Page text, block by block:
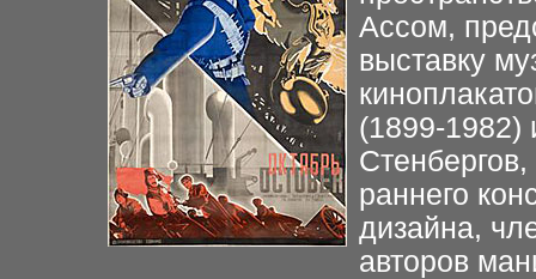
Ассом, п
выставку
(1899-1982)
раннего
дизайна,
авторов